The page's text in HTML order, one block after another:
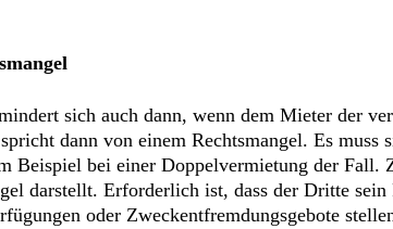
sich auch dann, wenn dem Mieter der
dann von einem Rechtsmangel. Es
Beispiel bei einer Doppelvermietung der Fall.
darstellt. Erforderlich ist, dass der Dritte
oder Zweckentfremdungsgebote